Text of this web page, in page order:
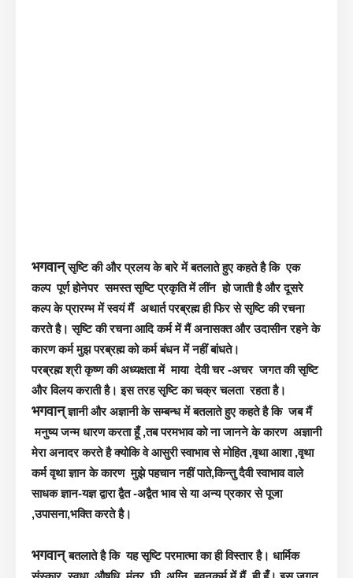
भगवान्सृष्टि की और प्रलय के बारे में बतलाते हुए कहते है कि एक
कल्प पूर्ण होनेपर समस्त सृष्टि प्रकृति में लींन हो जाती है और दूसरे
कल्प के प्रारम्भ में स्वयं मैं अथार्त परब्रह्म ही फिर से सृष्टि की रचना
करते है। सृष्टि की रचना आदि कर्म में मैं अनासक्त और उदासीन रहने के
कारण कर्म मुझ परब्रह्म को कर्म बंधन में नहीं बांधते।
परब्रह्म श्री कृष्ण की अध्यक्षता में माया देवी चर -अचर जगत की सृष्टि
और विलय कराती है। इस तरह सृष्टि का चक्र चलता रहता है।
भगवान्ज्ञानी और अज्ञानी के सम्बन्ध में बतलाते हुए कहते है कि जब मैं
मनुष्य जन्म धारण करता हूँ ,तब परमभाव को ना जानने के कारण अज्ञानी
मेरा अनादर करते है क्योकि वे आसुरी स्वाभाव से मोहित ,वृथा आशा ,वृथा
कर्म वृथा ज्ञान के कारण मुझे पहचान नहीं पाते,किन्तु दैवी स्वाभाव वाले
साधक ज्ञान-यज्ञ द्वारा द्वैत -अद्वैत भाव से या अन्य प्रकार से पूजा
,उपासना,भक्ति करते है।
भगवान्बतलाते है कि यह सृष्टि परमात्मा का ही विस्तार है। धार्मिक